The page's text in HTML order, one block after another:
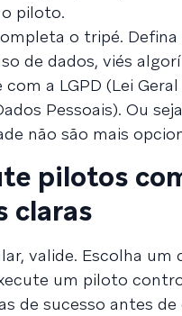
piloto.
o tripé.
de dados, viés
a LGPD (Lei Geral
Pessoais). Ou
não são mais
pilotos
claras
valide. Escolha um
um piloto
de sucesso antes de